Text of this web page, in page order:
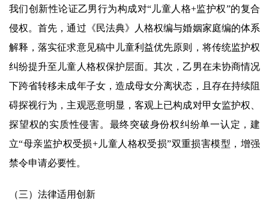
我们创新性论证乙男行为构成对“儿童人格+监护权”的复合
侵权。首先，通过《民法典》人格权编与婚姻家庭编的体系
解释，落实征求意见稿中儿童利益优先原则，将传统监护权
纠纷提升至儿童人格权保护层面。其次，乙男在未协商情况
下跨省转移未成年子女，造成母女分离状态，且存在持续阻
碍探视行为，主观恶意明显，客观上已构成对甲女监护权、
探望权的实质性侵害。最终突破身份权纠纷单一认定，建
立“母亲监护权受损+儿童人格权受损”双重损害模型，增强
禁令申请必要性。
（三）法律适用创新